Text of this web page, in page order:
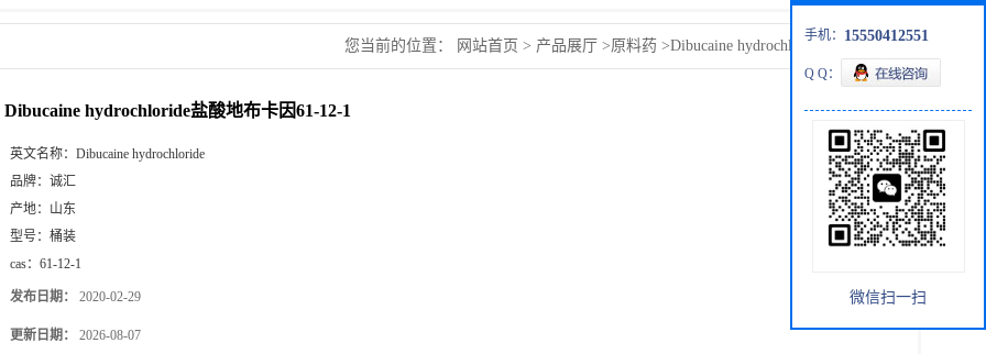
您当前的位置： 网站首页 > 产品展厅 >原料药 >Dibucaine hydrochloride盐酸地布
Dibucaine hydrochloride盐酸地布卡因61-12-1
英文名称： Dibucaine hydrochloride
品牌： 诚汇
产地： 山东
型号： 桶装
cas： 61-12-1
发布日期： 2020-02-29
更新日期： 2026-08-07
手机： 15550412551
Q Q：
微信扫一扫